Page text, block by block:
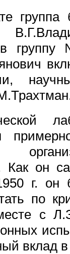
в
Как он
г. он
по
с
вклад